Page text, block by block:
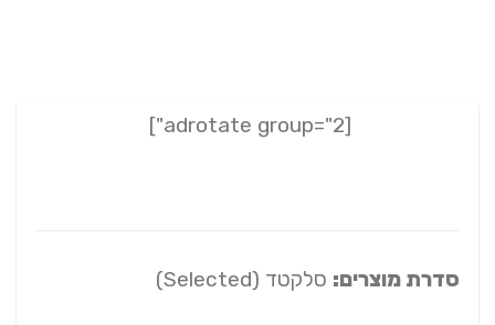
סדרת מוצרים:סלקטד (Selected)